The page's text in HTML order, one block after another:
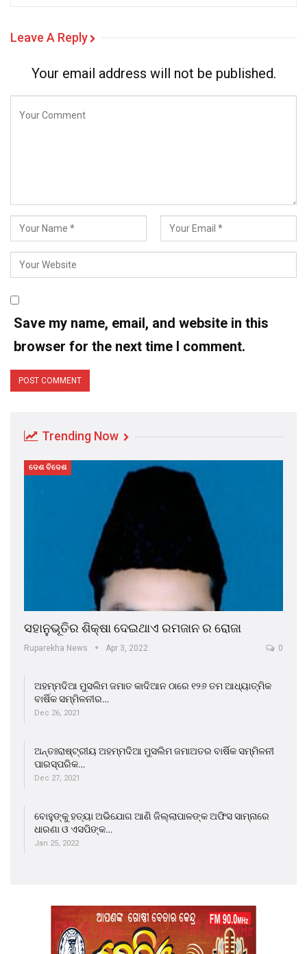
Leave A Reply
Your email address will not be published.
Save my name, email, and website in this
browser for the next time I comment.
Trending Now
ଦେଶ ବିଦେଶ
ସହାନୁଭୂତିର ଶିକ୍ଷା ଦେଇଥାଏ ରମଜାନ ର ରୋଜା
Ruparekha News Apr 3, 2022 0
ଅହମ୍ମଦିଆ ମୁସଲିମ ଜମାତ କାଦିଆନ ଠାରେ ୧୨୬ ତମ ଆଧ୍ୟାତ୍ମିକ
ବାର୍ଷିକ ସମ୍ମିଳନୀର…
Dec 26, 2021
ଅନ୍ତଃରାଷ୍ଟ୍ରୀୟ ଅହମ୍ମଦିଆ ମୁସଲିମ ଜମାଅତର ବାର୍ଷିକ ସମ୍ମିଳନୀ
ପାରସ୍ପରିକ…
Dec 27, 2021
ବୋହୁଙ୍କୁ ହତ୍ୟା ଅଭିଯୋଗ ଆଣି ଜିଲ୍ଲାପାଳଙ୍କ ଅଫିସ ସାମ୍ନାରେ
ଧାରଣା ଓ ଏସପିଙ୍କ…
Jan 25, 2022